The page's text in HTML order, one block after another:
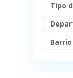
Tipo
Barrio